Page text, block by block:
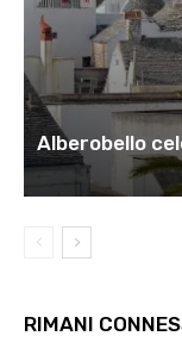
Alberobello
RIMANI